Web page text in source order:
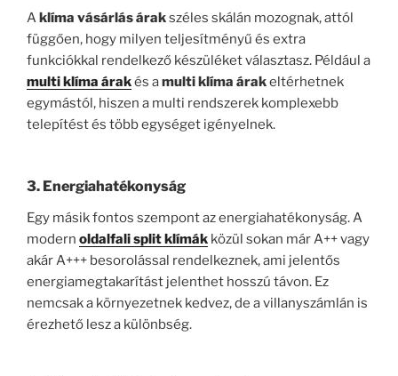
A klíma vásárlás árakszéles skálán mozognak, attól
függően, hogy milyen teljesítményű és extra
funkciókkal rendelkező készüléket választasz. Például a
multi klíma árakés amulti klíma árakeltérhetnek
egymástól, hiszen a multi rendszerek komplexebb
telepítést és több egységet igényelnek.
3. Energiahatékonyság
Egy másik fontos szempont az energiahatékonyság. A
modern oldalfali split klímák közül sokan már A++ vagy
akár A+++ besorolással rendelkeznek, ami jelentős
energiamegtakarítást jelenthet hosszú távon. Ez
nemcsak a környezetnek kedvez, de a villanyszámlán is
érezhető lesz a különbség.